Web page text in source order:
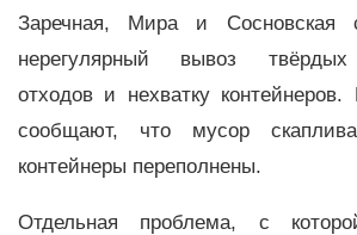
Заречная, Мира и
нерегулярный вывоз
отходов и нехватку
сообщают, что мусор
контейнеры переполнены.
Отдельная проблема, с